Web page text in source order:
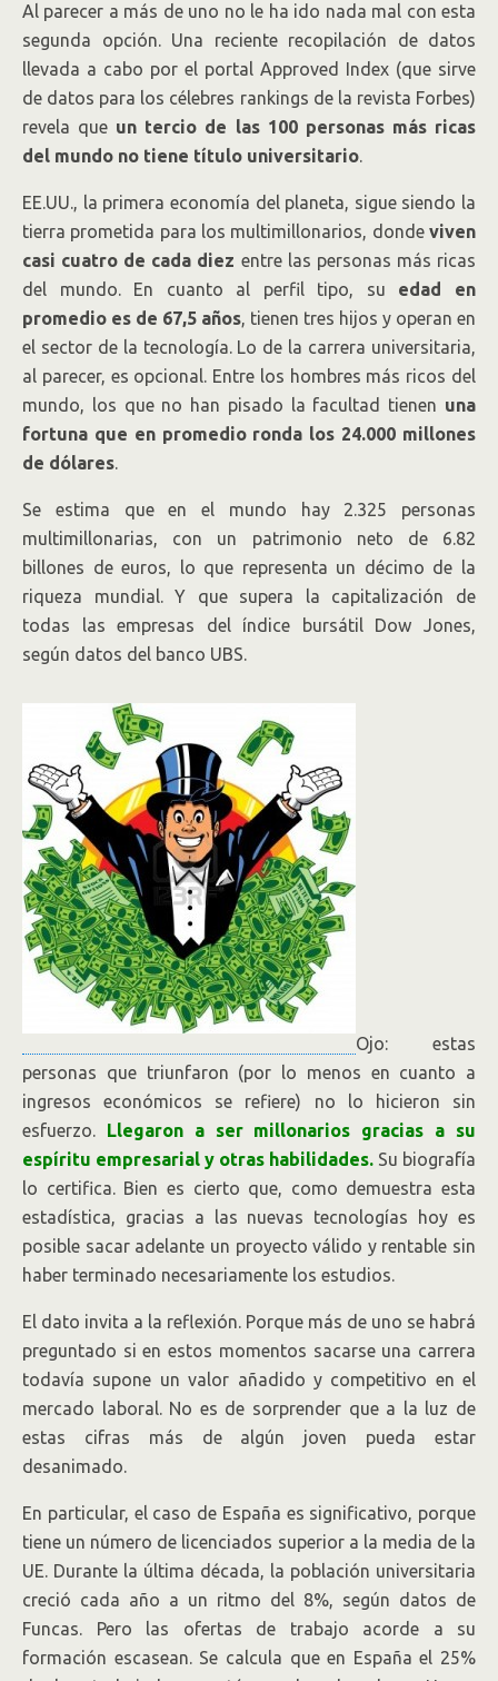
Al parecer a más de uno no le ha ido nada mal con esta
segunda opción. Una reciente recopilación de datos
llevada a cabo por el portal Approved Index (que sirve
de datos para los célebres rankings de la revista Forbes)
revela que un tercio de las 100 personas más ricas
del mundo no tiene título universitario.
EE.UU., la primera economía del planeta, sigue siendo la
tierra prometida para los multimillonarios, donde viven
casi cuatro de cada diez entre las personas más ricas
del mundo. En cuanto al perfil tipo, su edad en
promedio es de 67,5 años, tienen tres hijos y operan en
el sector de la tecnología. Lo de la carrera universitaria,
al parecer, es opcional. Entre los hombres más ricos del
mundo, los que no han pisado la facultad tienen una
fortuna que en promedio ronda los 24.000 millones
de dólares.
Se estima que en el mundo hay 2.325 personas
multimillonarias, con un patrimonio neto de 6.82
billones de euros, lo que representa un décimo de la
riqueza mundial. Y que supera la capitalización de
todas las empresas del índice bursátil Dow Jones,
según datos del banco UBS.
Ojo: estas
personas que triunfaron (por lo menos en cuanto a
ingresos económicos se refiere) no lo hicieron sin
esfuerzo. Llegaron a ser millonarios gracias a su
espíritu empresarial y otras habilidades. Su biografía
lo certifica. Bien es cierto que, como demuestra esta
estadística, gracias a las nuevas tecnologías hoy es
posible sacar adelante un proyecto válido y rentable sin
haber terminado necesariamente los estudios.
El dato invita a la reflexión. Porque más de uno se habrá
preguntado si en estos momentos sacarse una carrera
todavía supone un valor añadido y competitivo en el
mercado laboral. No es de sorprender que a la luz de
estas cifras más de algún joven pueda estar
desanimado.
En particular, el caso de España es significativo, porque
tiene un número de licenciados superior a la media de la
UE. Durante la última década, la población universitaria
creció cada año a un ritmo del 8%, según datos de
Funcas. Pero las ofertas de trabajo acorde a su
formación escasean. Se calcula que en España el 25%